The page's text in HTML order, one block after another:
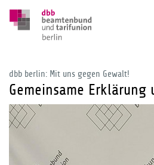
dbb berlin: Mit uns gegen Gewalt!
Gemeinsame Erklärung